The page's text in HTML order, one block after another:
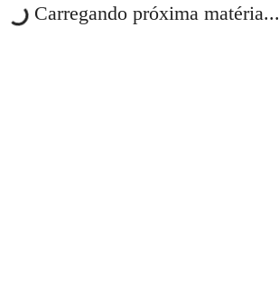
Carregando próxima matéria...